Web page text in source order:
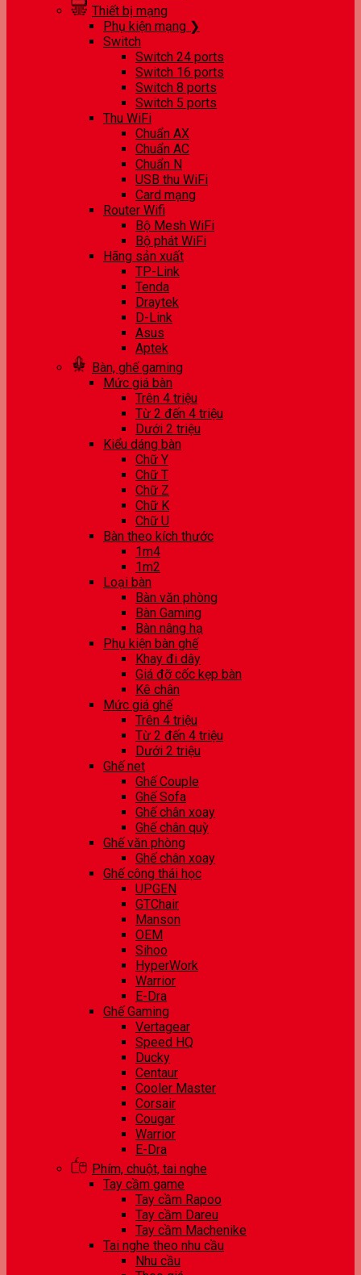
Thiết bị mạng
Phụ kiện mạng ❯
Switch
Switch 24 ports
Switch 16 ports
Switch 8 ports
Switch 5 ports
Thu WiFi
Chuẩn AX
Chuẩn AC
Chuẩn N
USB thu WiFi
Card mạng
Router Wifi
Bộ Mesh WiFi
Bộ phát WiFi
Hãng sản xuất
TP-Link
Tenda
Draytek
D-Link
Asus
Aptek
Bàn, ghế gaming
Mức giá bàn
Trên 4 triệu
Từ 2 đến 4 triệu
Dưới 2 triệu
Kiểu dáng bàn
Chữ Y
Chữ T
Chữ Z
Chữ K
Chữ U
Bàn theo kích thước
1m4
1m2
Loại bàn
Bàn văn phòng
Bàn Gaming
Bàn nâng hạ
Phụ kiện bàn ghế
Khay đi dây
Giá đỡ cốc kẹp bàn
Kê chân
Mức giá ghế
Trên 4 triệu
Từ 2 đến 4 triệu
Dưới 2 triệu
Ghế net
Ghế Couple
Ghế Sofa
Ghế chân xoay
Ghế chân quỳ
Ghế văn phòng
Ghế chân xoay
Ghế công thái học
UPGEN
GTChair
Manson
OEM
Sihoo
HyperWork
Warrior
E-Dra
Ghế Gaming
Vertagear
Speed HQ
Ducky
Centaur
Cooler Master
Corsair
Cougar
Warrior
E-Dra
Phím, chuột, tai nghe
Tay cầm game
Tay cầm Rapoo
Tay cầm Dareu
Tay cầm Machenike
Tai nghe theo nhu cầu
Nhu cầu